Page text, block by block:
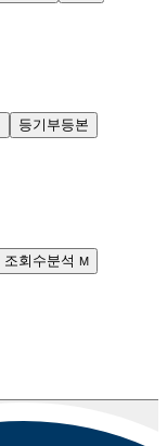
등기부등본
조회수분석 M